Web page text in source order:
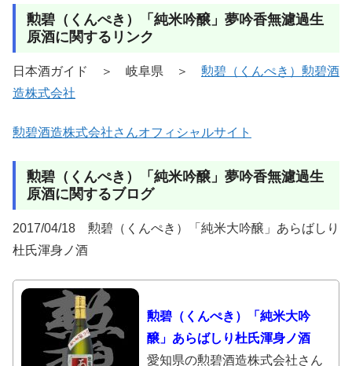
勲碧（くんぺき）「純米吟醸」夢吟香無濾過生
原酒に関するリンク
日本酒ガイド ＞ 岐阜県 ＞ 勲碧（くんぺき）勲碧酒
造株式会社
勲碧酒造株式会社さんオフィシャルサイト
勲碧（くんぺき）「純米吟醸」夢吟香無濾過生
原酒に関するブログ
2017/04/18 勲碧（くんぺき）「純米大吟醸」あらばしり
杜氏渾身ノ酒
勲碧（くんぺき）「純米大吟
醸」あらばしり杜氏渾身ノ酒
愛知県の勲碧酒造株式会社さん